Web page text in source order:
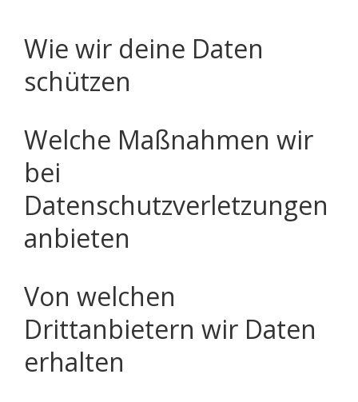
Wie wir deine Daten
schützen
Welche Maßnahmen wir
bei
Datenschutzverletzungen
anbieten
Von welchen
Drittanbietern wir Daten
erhalten